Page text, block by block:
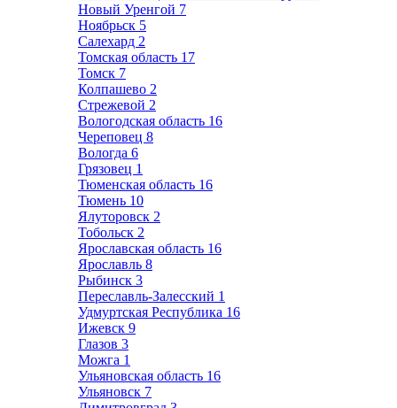
Новый Уренгой 7
Ноябрьск 5
Салехард 2
Томская область 17
Томск 7
Колпашево 2
Стрежевой 2
Вологодская область 16
Череповец 8
Вологда 6
Грязовец 1
Тюменская область 16
Тюмень 10
Ялуторовск 2
Тобольск 2
Ярославская область 16
Ярославль 8
Рыбинск 3
Переславль-Залесский 1
Удмуртская Республика 16
Ижевск 9
Глазов 3
Можга 1
Ульяновская область 16
Ульяновск 7